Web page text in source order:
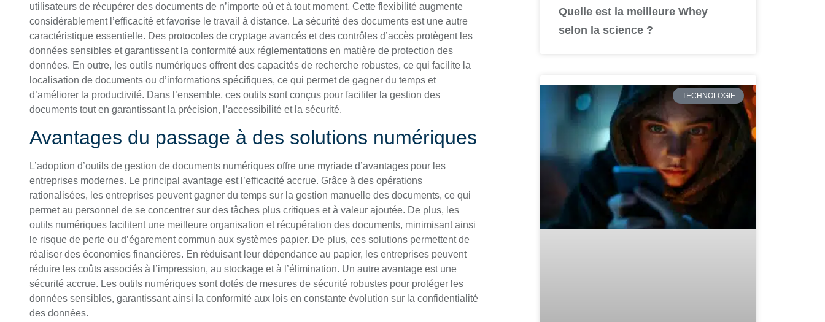
utilisateurs de récupérer des documents de n’importe où et à tout moment. Cette flexibilité augmente
considérablement l’efficacité et favorise le travail à distance. La sécurité des documents est une autre
caractéristique essentielle. Des protocoles de cryptage avancés et des contrôles d’accès protègent les
données sensibles et garantissent la conformité aux réglementations en matière de protection des
données. En outre, les outils numériques offrent des capacités de recherche robustes, ce qui facilite la
localisation de documents ou d’informations spécifiques, ce qui permet de gagner du temps et
d’améliorer la productivité. Dans l’ensemble, ces outils sont conçus pour faciliter la gestion des
documents tout en garantissant la précision, l’accessibilité et la sécurité.
Avantages du passage à des solutions numériques
L’adoption d’outils de gestion de documents numériques offre une myriade d’avantages pour les
entreprises modernes. Le principal avantage est l’efficacité accrue. Grâce à des opérations
rationalisées, les entreprises peuvent gagner du temps sur la gestion manuelle des documents, ce qui
permet au personnel de se concentrer sur des tâches plus critiques et à valeur ajoutée. De plus, les
outils numériques facilitent une meilleure organisation et récupération des documents, minimisant ainsi
le risque de perte ou d’égarement commun aux systèmes papier. De plus, ces solutions permettent de
réaliser des économies financières. En réduisant leur dépendance au papier, les entreprises peuvent
réduire les coûts associés à l’impression, au stockage et à l’élimination. Un autre avantage est une
sécurité accrue. Les outils numériques sont dotés de mesures de sécurité robustes pour protéger les
données sensibles, garantissant ainsi la conformité aux lois en constante évolution sur la confidentialité
des données.
Quelle est la meilleure Whey
selon la science ?
TECHNOLOGIE